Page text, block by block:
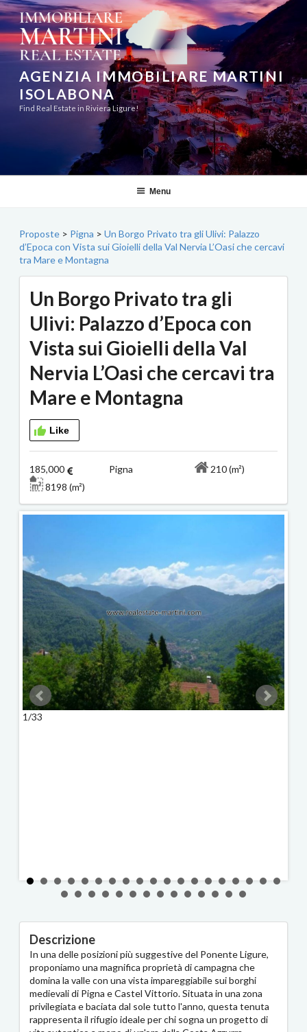
Salta
al
contenuto
AGENZIA IMMOBILIARE MARTINI
ISOLABONA
Find Real Estate in Riviera Ligure!
Menu
Proposte > Pigna > Un Borgo Privato tra gli Ulivi: Palazzo
d’Epoca con Vista sui Gioielli della Val Nervia L’Oasi che cercavi
tra Mare e Montagna
Un Borgo Privato tra gli
Ulivi: Palazzo d’Epoca con
Vista sui Gioielli della Val
Nervia L’Oasi che cercavi tra
Mare e Montagna
Like
185,000 Pigna
210 (m²)
8198 (m²)
1/33
Descrizione
In una delle posizioni più suggestive del Ponente Ligure,
proponiamo una magnifica proprietà di campagna che
domina la valle con una vista impareggiabile sui borghi
medievali di Pigna e Castel Vittorio. Situata in una zona
privilegiata e baciata dal sole tutto l'anno, questa tenuta
rappresenta il rifugio ideale per chi sogna un progetto di